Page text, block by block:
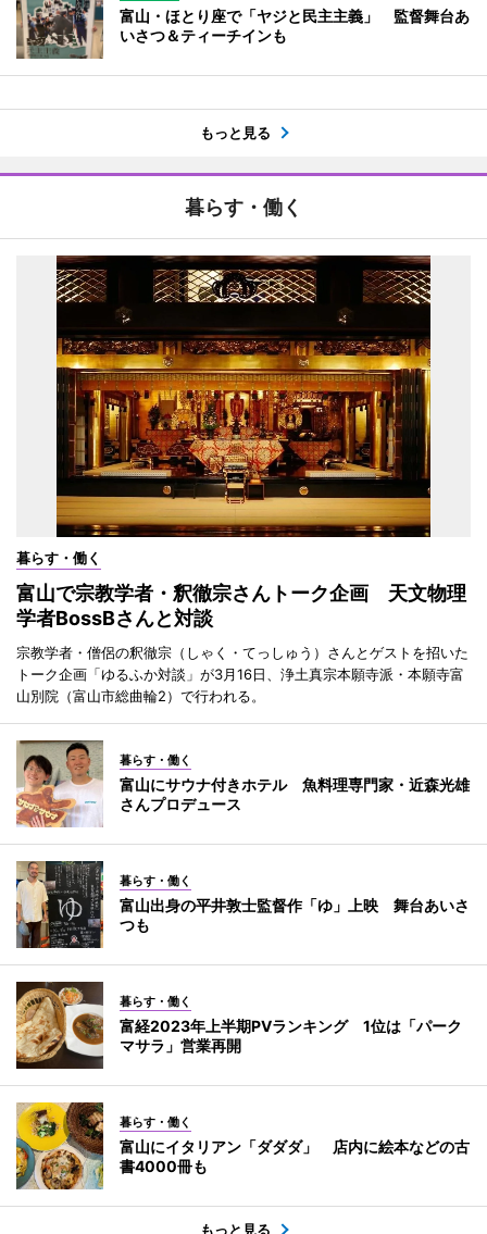
富山・ほとり座で「ヤジと民主主義」 監督舞台あ
いさつ＆ティーチインも
もっと見る
暮らす・働く
暮らす・働く
富山で宗教学者・釈徹宗さんトーク企画 天文物理
学者BossBさんと対談
宗教学者・僧侶の釈徹宗（しゃく・てっしゅう）さんとゲストを招いた
トーク企画「ゆるふか対談」が3月16日、浄土真宗本願寺派・本願寺富
山別院（富山市総曲輪2）で行われる。
暮らす・働く
富山にサウナ付きホテル 魚料理専門家・近森光雄
さんプロデュース
暮らす・働く
富山出身の平井敦士監督作「ゆ」上映 舞台あいさ
つも
暮らす・働く
富経2023年上半期PVランキング 1位は「パーク
マサラ」営業再開
暮らす・働く
富山にイタリアン「ダダダ」 店内に絵本などの古
書4000冊も
もっと見る